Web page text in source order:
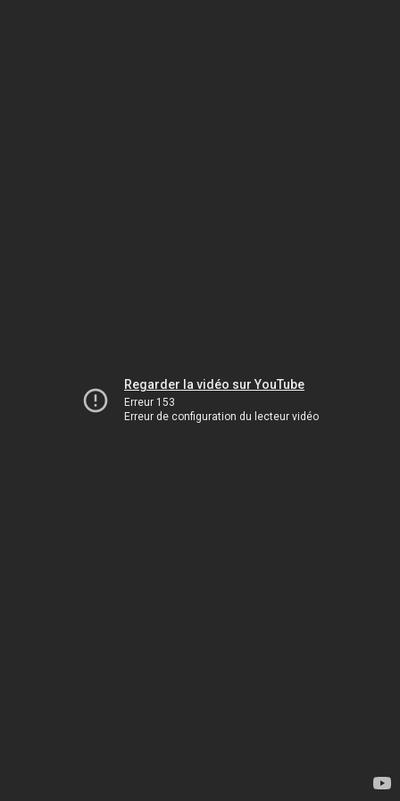
Regarder la vidéo sur YouTube
Erreur 153
Erreur de configuration du lecteur vidéo